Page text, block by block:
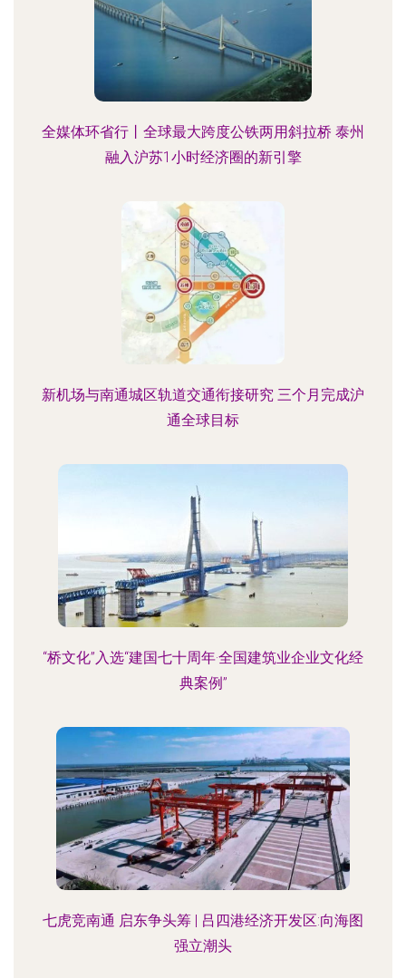
全媒体环省行丨全球最大跨度公铁两用斜拉桥 泰州
融入沪苏1小时经济圈的新引擎
新机场与南通城区轨道交通衔接研究 三个月完成沪
通全球目标
“桥文化”入选“建国七十周年·全国建筑业企业文化经
典案例”
七虎竞南通 启东争头筹 | 吕四港经济开发区:向海图
强立潮头